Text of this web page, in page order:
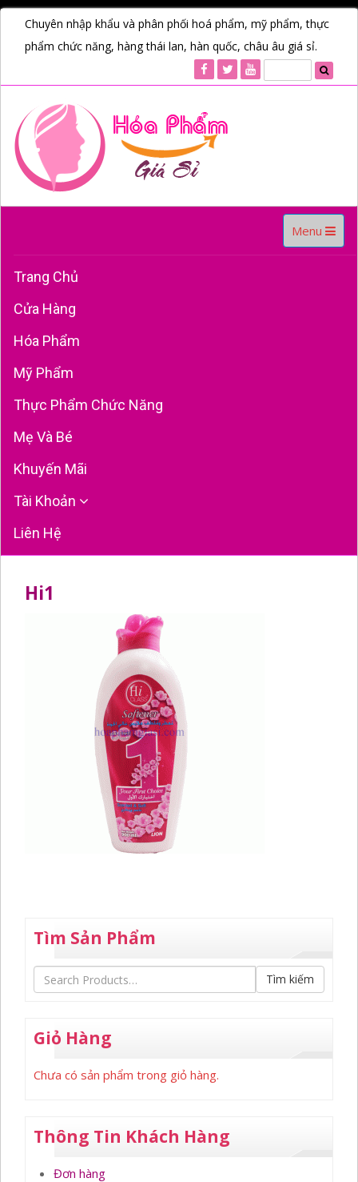
Chuyên nhập khẩu và phân phối hoá phẩm, mỹ phẩm, thực
phẩm chức năng, hàng thái lan, hàn quốc, châu âu giá sỉ.
Toggle
navigation
Menu
Trang Chủ
Cửa Hàng
Hóa Phẩm
Mỹ Phẩm
Thực Phẩm Chức Năng
Mẹ Và Bé
Khuyến Mãi
Tài Khoản
Liên Hệ
Hi1
Tìm Sản Phẩm
Tìm kiếm
Giỏ Hàng
Chưa có sản phẩm trong giỏ hàng.
Thông Tin Khách Hàng
Đơn hàng